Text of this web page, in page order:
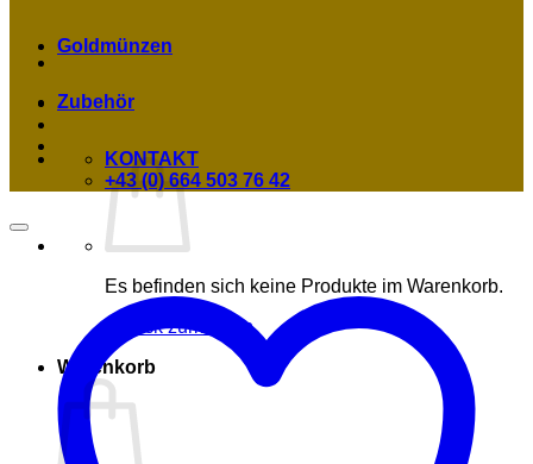
Es befinden sich keine Produkte im Warenkorb.
Zurück zum Shop
Warenkorb
Goldmünzen
Zubehör
KONTAKT
+43 (0) 664 503 76 42